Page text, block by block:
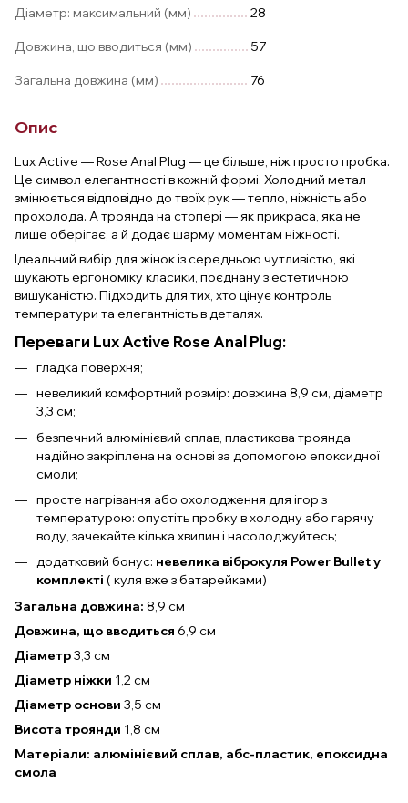
Діаметр: максимальний (мм) 28
Довжина, що вводиться (мм) 57
Загальна довжина (мм) 76
Опис
Lux Active — Rose Anal Plug — це більше, ніж просто пробка.
Це символ елегантності в кожній формі. Холодний метал
змінюється відповідно до твоїх рук — тепло, ніжність або
прохолода. А троянда на стопері — як прикраса, яка не
лише оберігає, а й додає шарму моментам ніжності.
Ідеальний вибір для жінок із середньою чутливістю, які
шукають ергономіку класики, поєднану з естетичною
вишуканістю. Підходить для тих, хто цінує контроль
температури та елегантність в деталях.
Переваги Lux Active Rose Anal Plug:
гладка поверхня;
невеликий комфортний розмір: довжина 8,9 см, діаметр
3,3 см;
безпечний алюмінієвий сплав, пластикова троянда
надійно закріплена на основі за допомогою епоксидної
смоли;
просте нагрівання або охолодження для ігор з
температурою: опустіть пробку в холодну або гарячу
воду, зачекайте кілька хвилин і насолоджуйтесь;
додатковий бонус: невелика віброкуля Power Bullet у
комплекті ( куля вже з батарейками)
Загальна довжина: 8,9 см
Довжина, що вводиться 6,9 см
Діаметр3,3 см
Діаметр ніжки 1,2 см
Діаметр основи 3,5 см
Висота троянди 1,8 см
Матеріали: алюмінієвий сплав, абс-пластик, епоксидна
смола